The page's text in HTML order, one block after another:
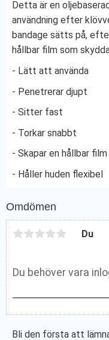
Detta är en
användning efter
bandage sätts på,
hållbar film som
- Lätt att använda
- Penetrerar djupt
- Sitter fast
- Torkar snabbt
- Skapar en hållbar film
- Håller huden flexibel
Omdömen
Du
Bli den första att